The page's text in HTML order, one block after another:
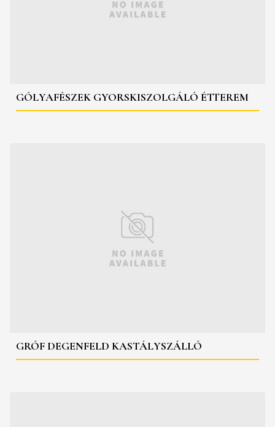
GÓLYAFÉSZEK GYORSKISZOLGÁLÓ ÉTTEREM
GRÓF DEGENFELD KASTÁLYSZÁLLÓ